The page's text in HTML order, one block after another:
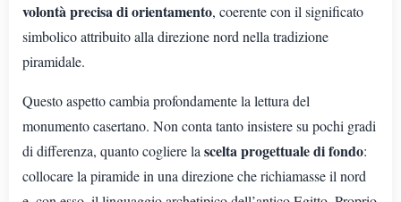
volontà precisa di orientamento, coerente con il significato
simbolico attribuito alla direzione nord nella tradizione
piramidale.
Questo aspetto cambia profondamente la lettura del
monumento casertano. Non conta tanto insistere su pochi gradi
di differenza, quanto cogliere la scelta progettuale di fondo:
collocare la piramide in una direzione che richiamasse il nord